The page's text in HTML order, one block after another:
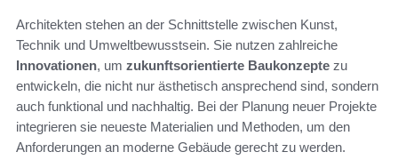
Architekten stehen an der Schnittstelle zwischen Kunst,
Technik und Umweltbewusstsein. Sie nutzen zahlreiche
Innovationen, um zukunftsorientierte Baukonzepte zu
entwickeln, die nicht nur ästhetisch ansprechend sind, sondern
auch funktional und nachhaltig. Bei der Planung neuer Projekte
integrieren sie neueste Materialien und Methoden, um den
Anforderungen an moderne Gebäude gerecht zu werden.